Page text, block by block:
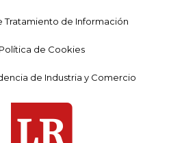
Tratamiento de Información
Política de Cookies
de Industria y Comercio